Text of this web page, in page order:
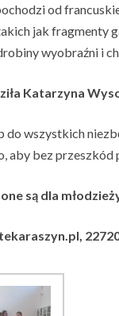
od
jak fragmenty
wyobraźni i
Katarzyna
do wszystkich
aby bez przeszkód
są dla